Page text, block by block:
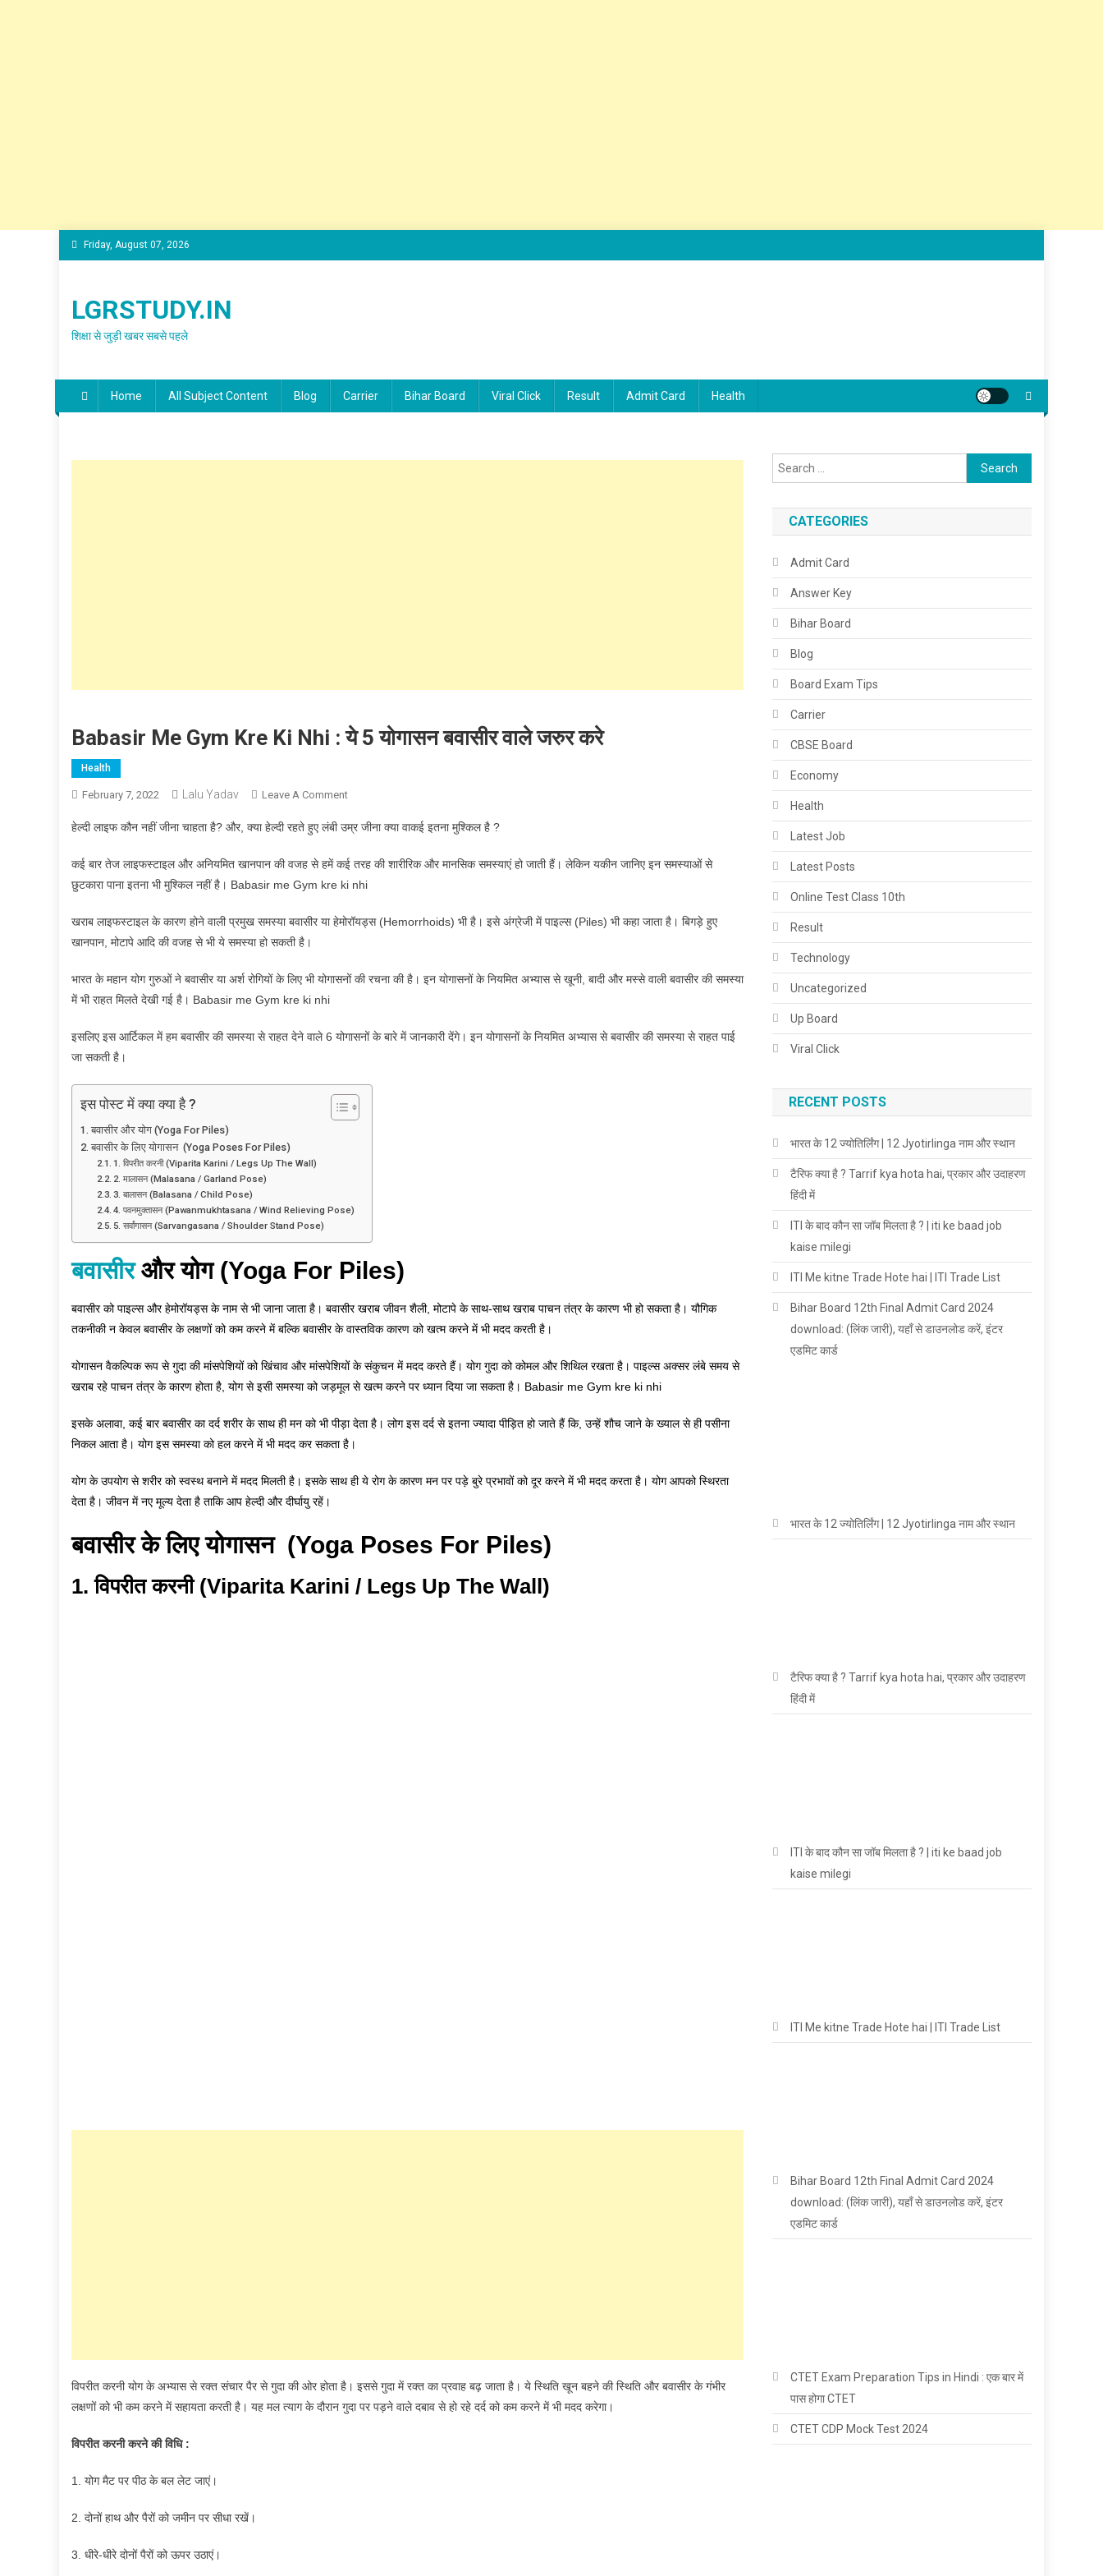
Skip
to
Friday, August 07, 2026
LGRSTUDY.IN
शिक्षा से जुड़ी खबर सबसे पहले
Home All Subject Content Blog Carrier Bihar Board Viral Click Result Admit Card Health
Babasir Me Gym Kre Ki Nhi : ये 5 योगासन बवासीर वाले जरुर करे
Health
February 7, 2022 Lalu Yadav Leave A CommentOn
Me
Kre
Ki
:
योगासन
जरुर
हेल्दी लाइफ कौन नहीं जीना चाहता है? और, क्या हेल्दी रहते हुए लंबी उम्र जीना क्या वाकई इतना मुश्किल है ?
कई बार तेज लाइफस्टाइल और अनियमित खानपान की वजह से हमें कई तरह की शारीरिक और मानसिक समस्याएं हो जाती हैं। लेकिन यकीन जानिए इन समस्याओं से
छुटकारा पाना इतना भी मुश्किल नहीं है। Babasir me Gym kre ki nhi
खराब लाइफस्टाइल के कारण होने वाली प्रमुख समस्या बवासीर या हेमोरॉयड्स (Hemorrhoids)​ भी है। इसे अंग्रेजी में पाइल्स (Piles) भी कहा जाता है। बिगड़े हुए
खानपान, मोटापे आदि की वजह से भी ये समस्या हो सकती है।
भारत के महान योग गुरुओं ने बवासीर या अर्श रोगियों के लिए भी योगासनों की रचना की है। इन योगासनों के नियमित अभ्यास से खूनी, बादी और मस्से वाली बवासीर की समस्या
में भी राहत मिलते देखी गई है। Babasir me Gym kre ki nhi
इसलिए इस आर्टिकल में हम बवासीर की समस्या से राहत देने वाले 6 योगासनों के बारे में जानकारी देंगे। इन योगासनों के नियमित अभ्यास से बवासीर की समस्या से राहत पाई
जा सकती है।
इस पोस्ट में क्या क्या है ?
बवासीर और योग (Yoga For Piles)
बवासीर के लिए योगासन (Yoga Poses For Piles)
1. विपरीत करनी (Viparita Karini / Legs Up The Wall)
2. मालासन (Malasana / Garland Pose)
3. बालासन (Balasana / Child Pose)
4. पवनमुक्तासन (Pawanmukhtasana / Wind Relieving Pose)
5. सर्वांगासन (Sarvangasana / Shoulder Stand Pose)
बवासीरऔर योग (Yoga For Piles)
बवासीर को पाइल्स और हेमोरॉयड्स के नाम से भी जाना जाता है। बवासीर खराब जीवन शैली, मोटापे के साथ-साथ खराब पाचन तंत्र के कारण भी हो सकता है। यौगिक
तकनीकी न केवल बवासीर के लक्षणों को कम करने में बल्कि बवासीर के वास्तविक कारण को खत्म करने में भी मदद करती है।
योगासन वैकल्पिक रूप से गुदा की मांसपेशियों को खिंचाव और मांसपेशियों के संकुचन में मदद करते हैं। योग गुदा को कोमल और शिथिल रखता है। पाइल्स अक्सर लंबे समय से
खराब रहे पाचन तंत्र के कारण होता है, योग से इसी समस्या को जड़मूल से खत्म करने पर ध्यान दिया जा सकता है। Babasir me Gym kre ki nhi
इसके अलावा, कई बार बवासीर का दर्द शरीर के साथ ही मन को भी पीड़ा देता है। लोग इस दर्द से इतना ज्यादा पीड़ित हो जाते हैं कि, उन्हें शौच जाने के ख्याल से ही पसीना
निकल आता है। योग इस समस्या को हल करने में भी मदद कर सकता है।
योग के उपयोग से शरीर को स्वस्थ बनाने में मदद मिलती है। इसके साथ ही ये रोग के कारण मन पर पड़े बुरे प्रभावों को दूर करने में भी मदद करता है। योग आपको स्थिरता
देता है। जीवन में नए मूल्य देता है ताकि आप हेल्दी और दीर्घायु रहें।
बवासीर के लिए योगासन (Yoga Poses For Piles)
1. विपरीत करनी (Viparita Karini / Legs Up The Wall)
विपरीत करनी योग के अभ्यास से रक्त संचार पैर से गुदा की ओर होता है। इससे गुदा में रक्त का प्रवाह बढ़ जाता है। ये स्थिति खून बहने की स्थिति और बवासीर के गंभीर
लक्षणों को भी कम करने में सहायता करती है। यह मल त्याग के दौरान गुदा पर पड़ने वाले दबाव से हो रहे दर्द को कम करने में भी मदद करेगा।
विपरीत करनी करने की विधि :
1. योग मैट पर पीठ के बल लेट जाएं।
2. दोनों हाथ और पैरों को जमीन पर सीधा रखें।
3. धीरे-धीरे दोनों पैरों को ऊपर उठाएं।
Search
for:
CATEGORIES
Admit Card
Answer Key
Bihar Board
Blog
Board Exam Tips
Carrier
CBSE Board
Economy
Health
Latest Job
Latest Posts
Online Test Class 10th
Result
Technology
Uncategorized
Up Board
Viral Click
RECENT POSTS
भारत के 12 ज्योतिर्लिंग | 12 Jyotirlinga नाम और स्थान
टैरिफ क्या है ? Tarrif kya hota hai, प्रकार और उदाहरण
हिंदी में
ITI के बाद कौन सा जॉब मिलता है ? | iti ke baad job
kaise milegi
ITI Me kitne Trade Hote hai | ITI Trade List
Bihar Board 12th Final Admit Card 2024
download: (लिंक जारी), यहाँ से डाउनलोड करें, इंटर
एडमिट कार्ड
भारत के 12 ज्योतिर्लिंग | 12 Jyotirlinga नाम और स्थान
टैरिफ क्या है ? Tarrif kya hota hai, प्रकार और उदाहरण
हिंदी में
ITI के बाद कौन सा जॉब मिलता है ? | iti ke baad job
kaise milegi
ITI Me kitne Trade Hote hai | ITI Trade List
Bihar Board 12th Final Admit Card 2024
download: (लिंक जारी), यहाँ से डाउनलोड करें, इंटर
एडमिट कार्ड
CTET Exam Preparation Tips in Hindi : एक बार में
पास होगा CTET
CTET CDP Mock Test 2024